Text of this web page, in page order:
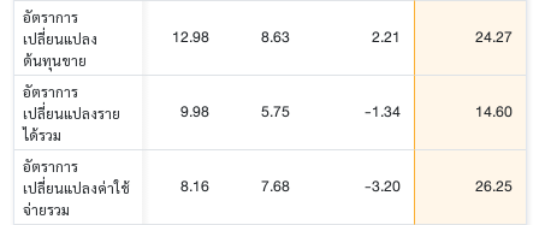
อัตราการ
เปลี่ยนแปลง
ต้นทุนขาย
12.98 8.63 2.21 24.27
อัตราการ
เปลี่ยนแปลงราย
ได้รวม
9.98 5.75 -1.34 14.60
อัตราการ
เปลี่ยนแปลงค่าใช้
จ่ายรวม
8.16 7.68 -3.20 26.25